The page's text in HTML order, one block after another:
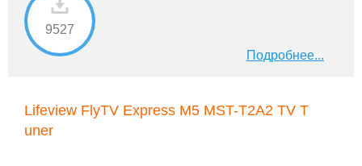
9527
Подробнее...
Lifeview FlyTV Express M5 MST-T2A2 TV T
uner